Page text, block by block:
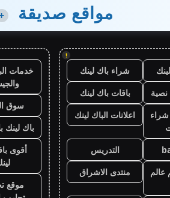
مواقع صديقة
!
شراء باك لينك
باقات باك لينك
اعلانات الباك لينك
التدريس
عالم
منتدى الاشراق
خدمات
سوق
باك لينك
أقوى
موقع